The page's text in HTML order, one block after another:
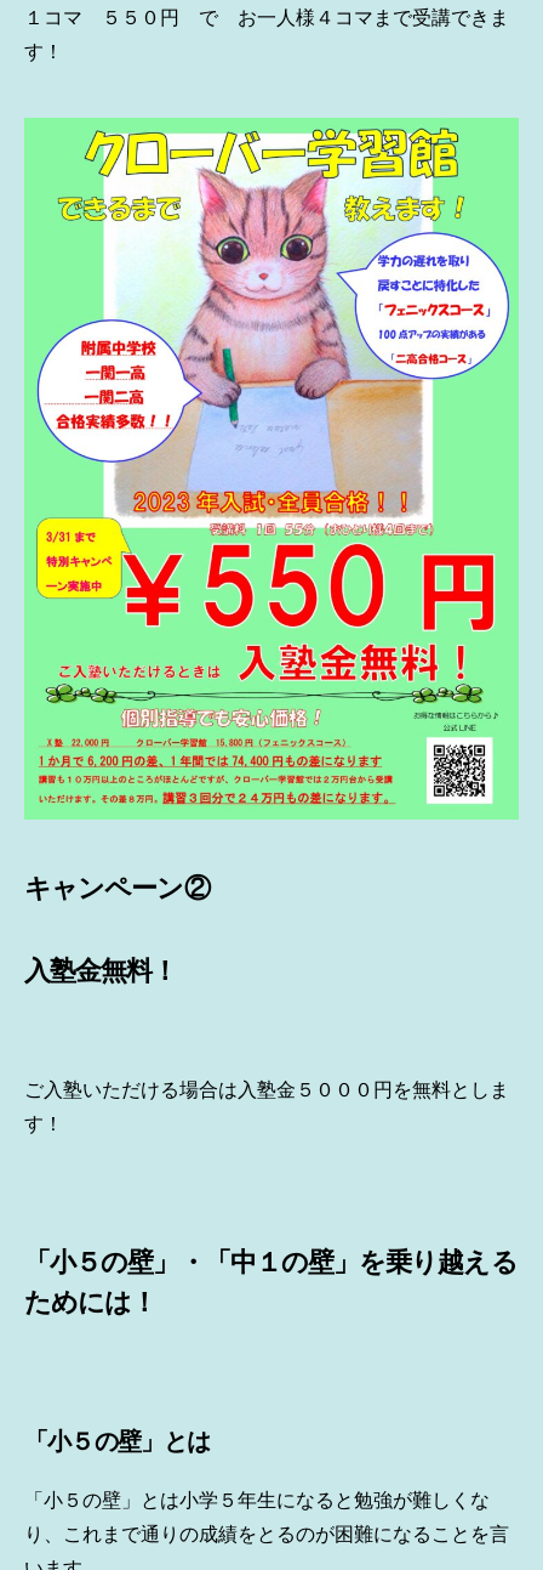
１コマ ５５０円 で お一人様４コマまで受講できま
す！
キャンペーン②
入塾金無料！
ご入塾いただける場合は入塾金５０００円を無料としま
す！
「小５の壁」・「中１の壁」を乗り越える
ためには！
「小５の壁」とは
「小５の壁」とは小学５年生になると勉強が難しくな
り、これまで通りの成績をとるのが困難になることを言